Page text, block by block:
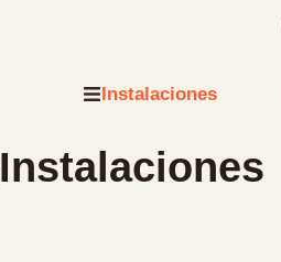
Instalaciones
Instalaciones